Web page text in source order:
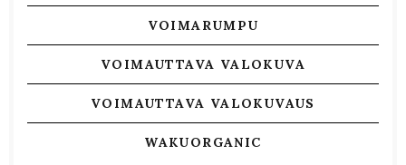
VOIMARUMPU
VOIMAUTTAVA VALOKUVA
VOIMAUTTAVA VALOKUVAUS
WAKUORGANIC